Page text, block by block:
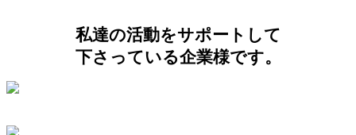
私達の活動をサポートして
下さっている企業様です。